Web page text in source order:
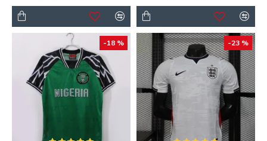
-18 % -23 %